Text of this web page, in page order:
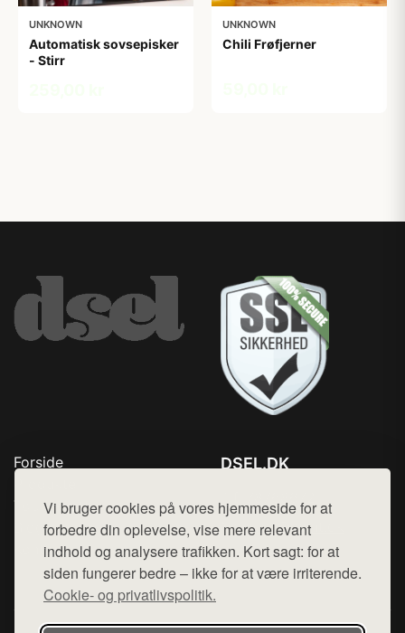
Vi bruger cookies på vores hjemmeside for at
forbedre din oplevelse, vise mere relevant
indhold og analysere trafikken. Kort sagt: for at
siden fungerer bedre – ikke for at være irriterende.
Cookie- og privatlivspolitik.
UNKNOWN
Automatisk sovsepisker
- Stirr
UNKNOWN
Chili Frøfjerner
Forside
Top Rabatter
Blog
Kontakt
DSEL.DK
Mail: hej@want.dk
Cookie- og privatlivspolitik